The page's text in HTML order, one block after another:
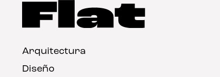
Arquitectura
Diseño